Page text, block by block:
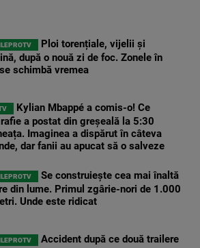
Ploi torențiale, vijelii și
după o nouă zi de foc. Zonele în
schimbă vremea
Kylian Mbappé a comis-o! Ce
a postat din greșeală la 5:30
Imaginea a dispărut în câteva
dar fanii au apucat să o salveze
Se construiește cea mai înaltă
din lume. Primul zgârie-nori de 1.000
Unde este ridicat
Accident după ce două trailere